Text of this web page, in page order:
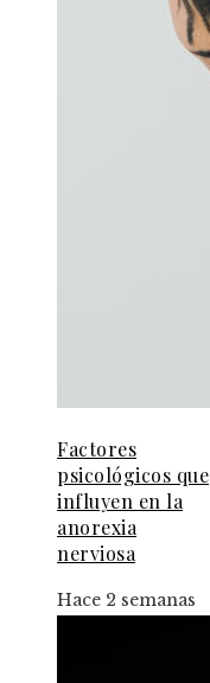
Factores
psicológicos que
influyen en la
anorexia
nerviosa
Hace 2 semanas